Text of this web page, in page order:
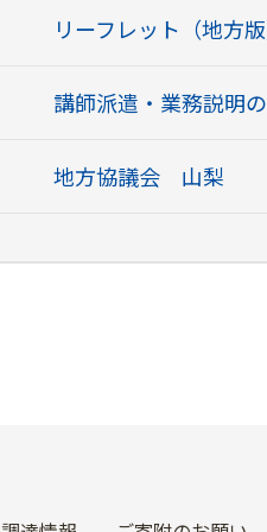
リーフレット（地方
講師派遣・業務説明
地方協議会 山梨